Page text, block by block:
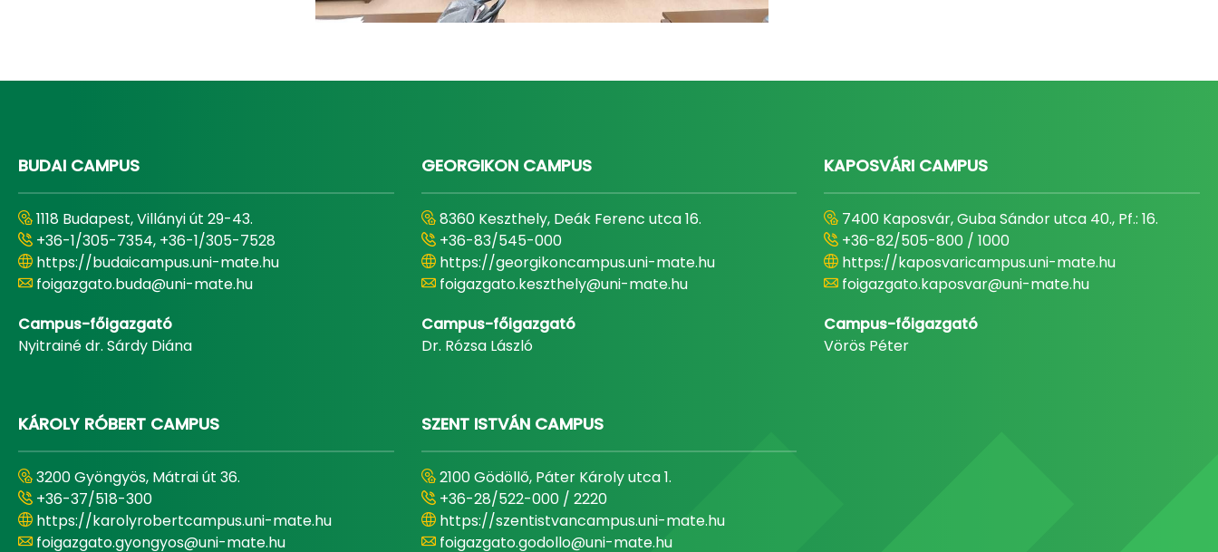
BUDAI CAMPUS
1118 Budapest, Villányi út 29-43.
+36-1/305-7354, +36-1/305-7528
https://budaicampus.uni-mate.hu
foigazgato.buda@uni-mate.hu
Campus-főigazgató
Nyitrainé dr. Sárdy Diána
GEORGIKON CAMPUS
8360 Keszthely, Deák Ferenc utca 16.
+36-83/545-000
https://georgikoncampus.uni-mate.hu
foigazgato.keszthely@uni-mate.hu
Campus-főigazgató
Dr. Rózsa László
KAPOSVÁRI CAMPUS
7400 Kaposvár, Guba Sándor utca 40., Pf.: 16.
+36-82/505-800 / 1000
https://kaposvaricampus.uni-mate.hu
foigazgato.kaposvar@uni-mate.hu
Campus-főigazgató
Vörös Péter
KÁROLY RÓBERT CAMPUS
3200 Gyöngyös, Mátrai út 36.
+36-37/518-300
https://karolyrobertcampus.uni-mate.hu
foigazgato.gyongyos@uni-mate.hu
SZENT ISTVÁN CAMPUS
2100 Gödöllő, Páter Károly utca 1.
+36-28/522-000 / 2220
https://szentistvancampus.uni-mate.hu
foigazgato.godollo@uni-mate.hu